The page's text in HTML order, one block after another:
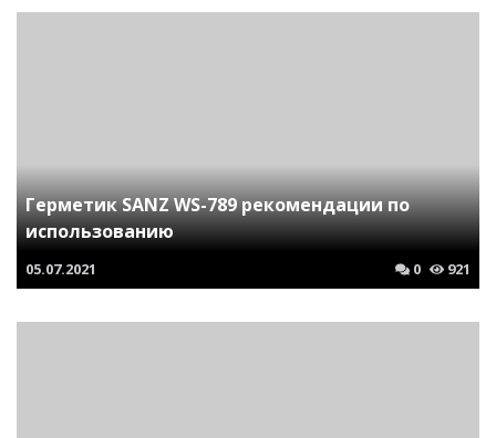
Герметик SANZ WS-789 рекомендации по
использованию
05.07.2021 0 921